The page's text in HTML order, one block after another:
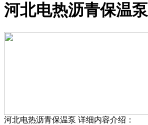
河北电热沥青保温泵
河北电热沥青保温泵 详细内容介绍：